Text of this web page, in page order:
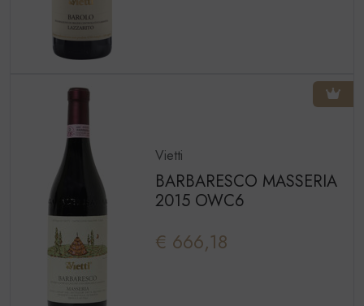
Vietti
BARBARESCO MASSERIA
2015 OWC6
€ 666,18